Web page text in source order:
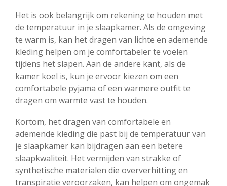
Het is ook belangrijk om rekening te houden met
de temperatuur in je slaapkamer. Als de omgeving
te warm is, kan het dragen van lichte en ademende
kleding helpen om je comfortabeler te voelen
tijdens het slapen. Aan de andere kant, als de
kamer koel is, kun je ervoor kiezen om een
comfortabele pyjama of een warmere outfit te
dragen om warmte vast te houden.
Kortom, het dragen van comfortabele en
ademende kleding die past bij de temperatuur van
je slaapkamer kan bijdragen aan een betere
slaapkwaliteit. Het vermijden van strakke of
synthetische materialen die oververhitting en
transpiratie veroorzaken, kan helpen om ongemak